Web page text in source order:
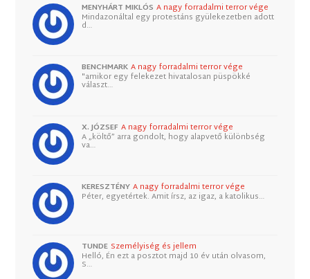
MENYHÁRT MIKLÓS A nagy forradalmi terror vége
Mindazonáltal egy protestáns gyülekezetben adott
d…
BENCHMARK A nagy forradalmi terror vége
"amikor egy felekezet hivatalosan püspökké
választ…
X. JÓZSEF A nagy forradalmi terror vége
A „költő” arra gondolt, hogy alapvető különbség
va…
KERESZTÉNY A nagy forradalmi terror vége
Péter, egyetértek. Amit írsz, az igaz, a katolikus…
TUNDE Személyiség és jellem
Helló, Én ezt a posztot majd 10 év után olvasom,
S…